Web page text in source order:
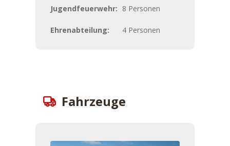
Jugendfeuerwehr: 8 Personen
Ehrenabteilung: 4 Personen
Fahrzeuge